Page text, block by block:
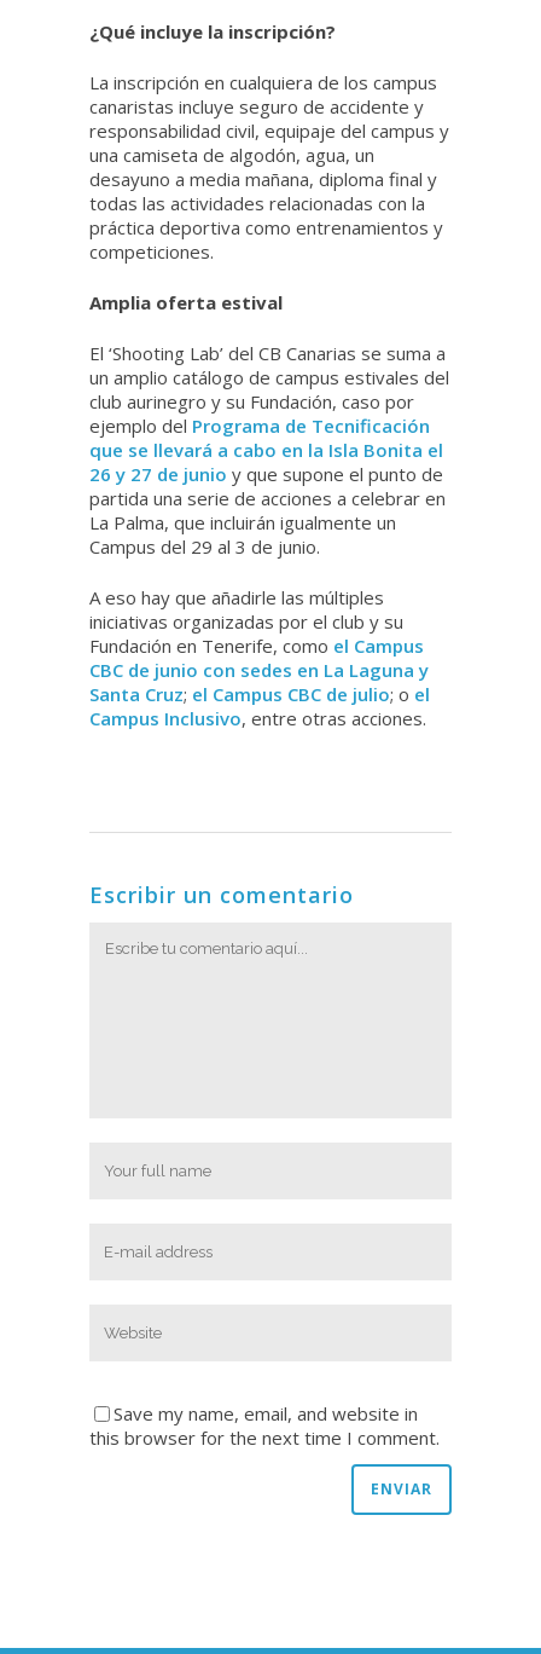
¿Qué incluye la inscripción?
La inscripción en cualquiera de los campus
canaristas incluye seguro de accidente y
responsabilidad civil, equipaje del campus y
una camiseta de algodón, agua, un
desayuno a media mañana, diploma final y
todas las actividades relacionadas con la
práctica deportiva como entrenamientos y
competiciones.
Amplia oferta estival
El ‘Shooting Lab’ del CB Canarias se suma a
un amplio catálogo de campus estivales del
club aurinegro y su Fundación, caso por
ejemplo del Programa de Tecnificación
que se llevará a cabo en la Isla Bonita el
26 y 27 de junio y que supone el punto de
partida una serie de acciones a celebrar en
La Palma, que incluirán igualmente un
Campus del 29 al 3 de junio.
A eso hay que añadirle las múltiples
iniciativas organizadas por el club y su
Fundación en Tenerife, como el Campus
CBC de junio con sedes en La Laguna y
Santa Cruz; el Campus CBC de julio; o el
Campus Inclusivo, entre otras acciones.
Escribir un comentario
Save my name, email, and website in
this browser for the next time I comment.